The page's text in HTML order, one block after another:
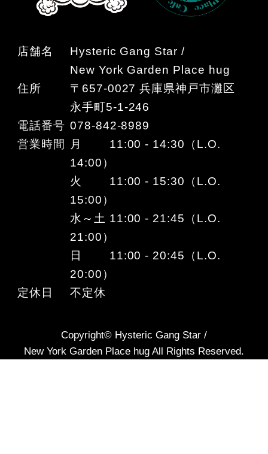
店舗名
Hysteric Gang Star /
New York Garden Place hug
住所
〒657-0027 兵庫県神戸市灘区
永手町5-1-246
電話番号 078-842-8989
営業時間
月 11:00 - 14:30（L.O.
14:00）
火 11:00 - 15:30（L.O.
15:00）
水～土 11:00 - 21:45（L.O.
21:00）
日 11:00 - 20:45（L.O.
20:00）
定休日
不定休
Copyright© Hysteric Gang Star /
New York Garden Place hug All Rights Reserved.